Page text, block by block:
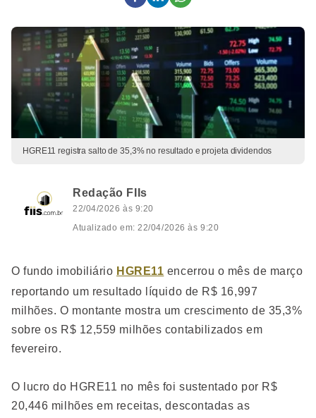
HGRE11 registra salto de 35,3% no resultado e projeta dividendos
Redação FIIs
22/04/2026 às 9:20
Atualizado em: 22/04/2026 às 9:20
O fundo imobiliário HGRE11 encerrou o mês de março
reportando um resultado líquido de R$ 16,997
milhões. O montante mostra um crescimento de 35,3%
sobre os R$ 12,559 milhões contabilizados em
fevereiro.
O lucro do HGRE11 no mês foi sustentado por R$
20,446 milhões em receitas, descontadas as